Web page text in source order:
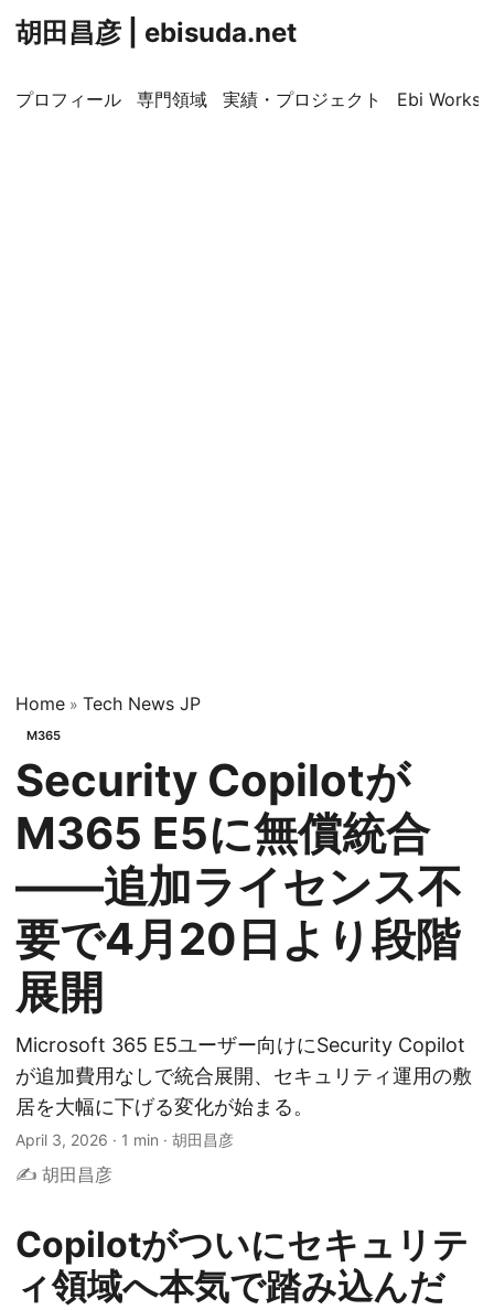
胡田昌彦 | ebisuda.net
プロフィール 専門領域 実績・プロジェクト Ebi
Home » Tech News JP
M365
Security Copilotが
M365 E5に無償統合
——追加ライセンス不
要で4月20日より段階
展開
Microsoft 365 E5ユーザー向けにSecurity Copilot
が追加費用なしで統合展開、セキュリティ運用の敷
居を大幅に下げる変化が始まる。
April 3, 2026 · 1 min · 胡田昌彦
✍️ 胡田昌彦
Copilotがついにセキュリテ
ィ領域へ本気で踏み込んだ